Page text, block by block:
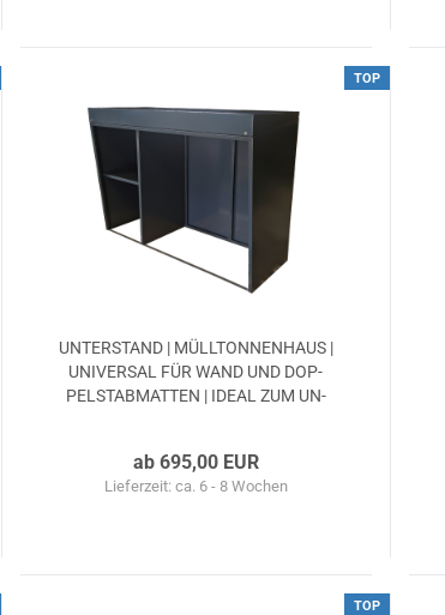
TOP
UN­TER­STAND | MÜLL­TON­NEN­HAUS |
UNI­VER­SAL FÜR WAND UND DOP­
PEL­STAB­MAT­TEN | IDEAL ZUM UN­
ab 695,00 EUR
Lieferzeit: ca. 6 - 8 Wochen
TOP